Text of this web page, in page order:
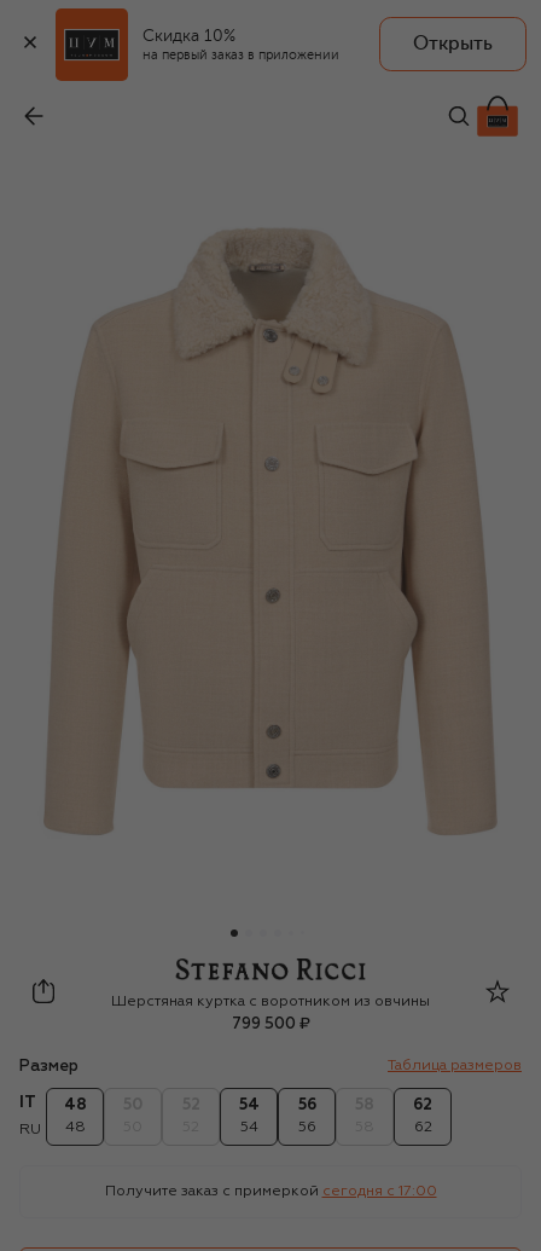
Скидка 10%
на первый заказ в приложении
Открыть
799 500 ₽
Stefano Ricci
Шерстяная куртка с воротником из овчины
799 500 ₽
Размер Таблица размеров
RU
48
48
54
54
56
56
62
62
Получите заказ с примеркой сегодня c 17:00